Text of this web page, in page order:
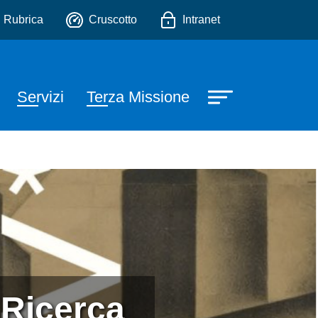
e degli Studi
Rubrica Cruscotto Intranet
Servizi Terza Missione